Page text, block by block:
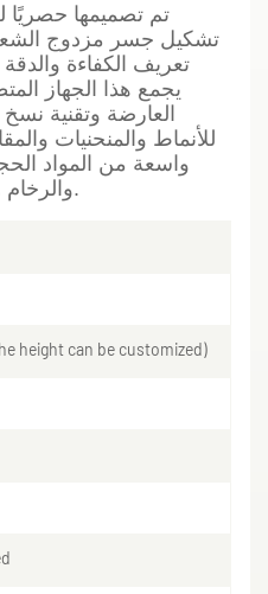
تم تصميمها حصريًا
تشكيل جسر مزدوج
تعريف الكفاءة
يجمع هذا الجهاز
العارضة وتقنية
للأنماط والمنحنيات
واسعة من المواد
والرخام والكوارتز والحجر الصناعي.
height can be customized)